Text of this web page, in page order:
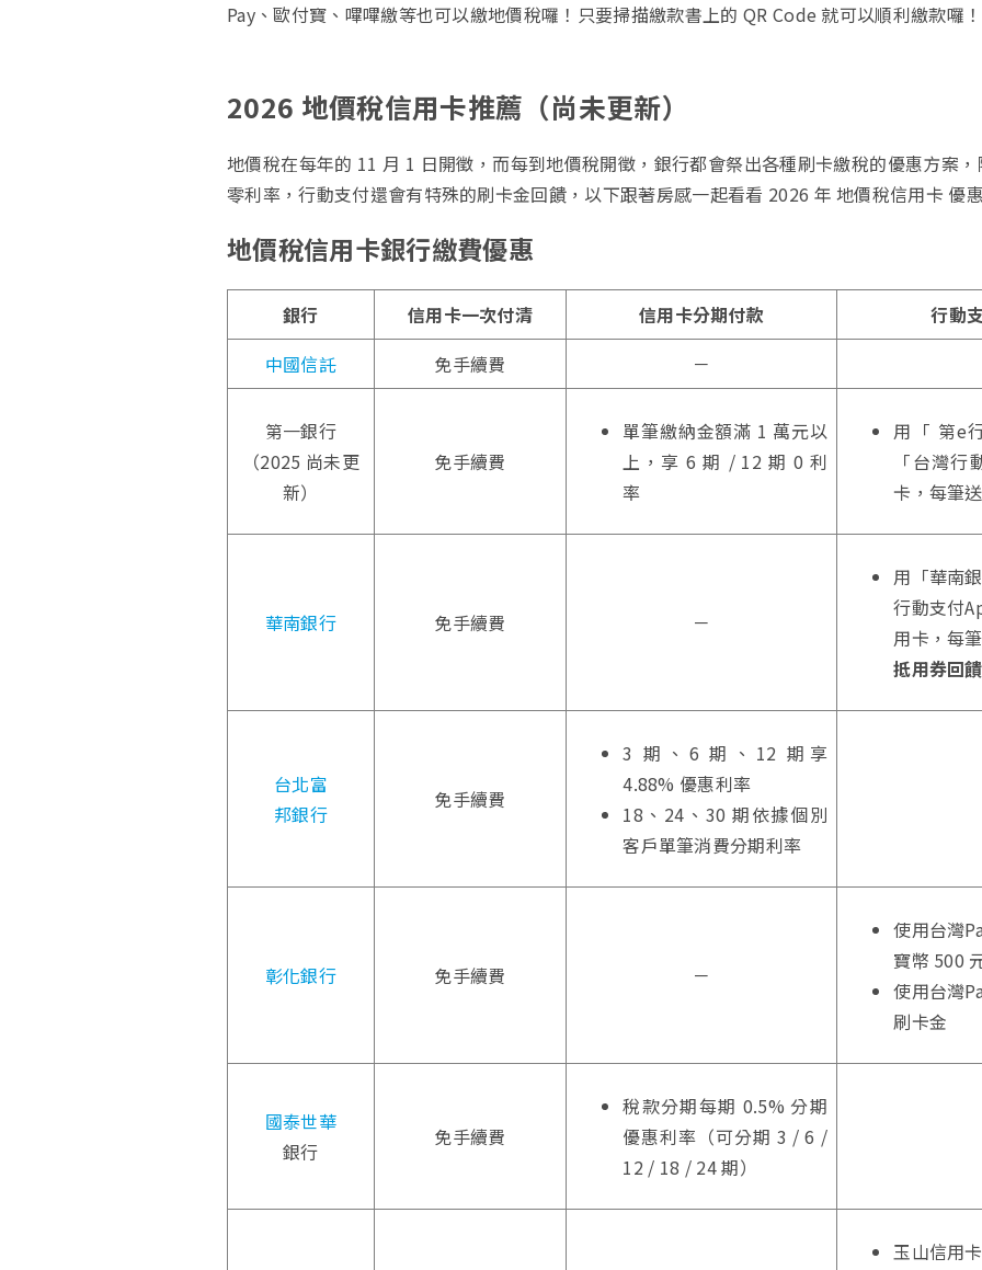
Pay、歐付寶、嗶嗶繳等也可以繳地價稅囉！只要掃描繳款書上的 QR Code 就可以順利繳款囉！
2026 地價稅信用卡推薦（尚未更新）
地價稅在每年的 11 月 1 日開徵，而每到地價稅開徵，銀行都會祭出各種刷卡繳稅的優惠方案
零利率，行動支付還會有特殊的刷卡金回饋，以下跟著房感一起看看 2026 年 地價稅信用卡 優
地價稅信用卡銀行繳費優惠
銀行 信用卡一次付清 信用卡分期付款
行動
中國信託
免手續費 －
第一銀行
（2025 尚未更
新）
免手續費
單筆繳納金額滿 1 萬元以
上，享 6 期 / 12 期 0 利
率
用「 第e
「台灣
卡，每筆
華南銀行 免手續費 －
用「華南
行動支付
用卡，每
抵用券回饋
台北富
邦銀行
免手續費
3 期、6 期、12 期享
4.88% 優惠利率
18、24、30 期依據個別
客戶單筆消費分期利率
彰化銀行 免手續費 －
使用台灣
寶幣 500
使用台灣
刷卡金
國泰世華
銀行
免手續費
稅款分期每期 0.5% 分期
優惠利率（可分期 3 / 6 /
12 / 18 / 24 期）
玉山信用